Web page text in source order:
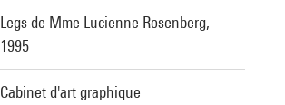
Legs de Mme Lucienne Rosenberg,
1995
Cabinet d'art graphique